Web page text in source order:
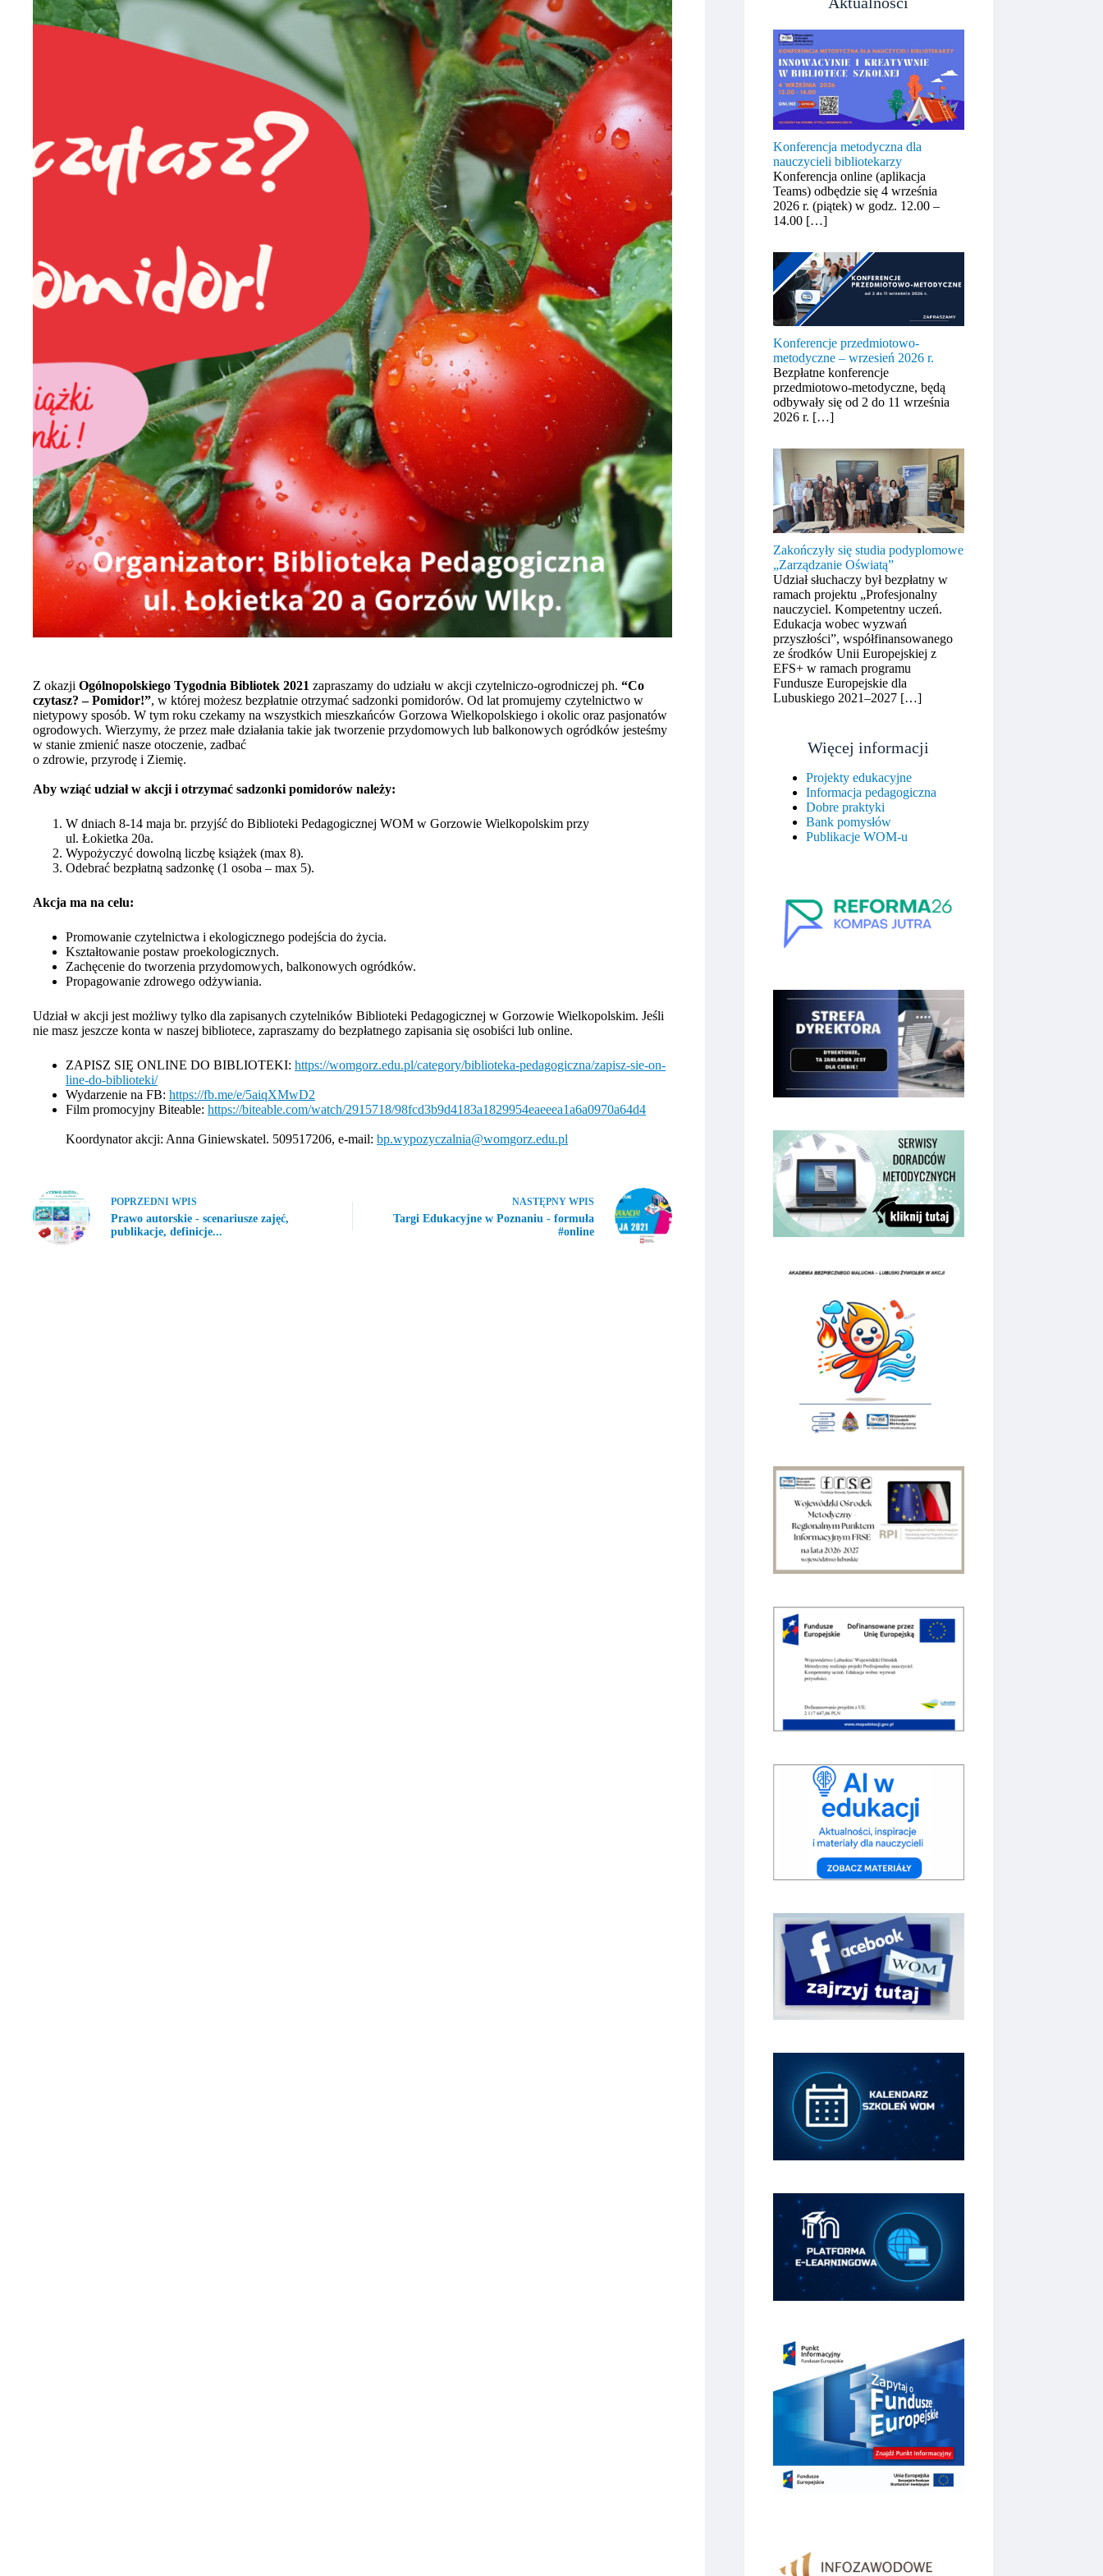
Z okazji Ogólnopolskiego Tygodnia Bibliotek 2021 zapraszamy do udziału w akcji czytelniczo-ogrodniczej ph. “Co
czytasz? – Pomidor!”, w której możesz bezpłatnie otrzymać sadzonki pomidorów. Od lat promujemy czytelnictwo w
nietypowy sposób. W tym roku czekamy na wszystkich mieszkańców Gorzowa Wielkopolskiego i okolic oraz pasjonatów
ogrodowych. Wierzymy, że przez małe działania takie jak tworzenie przydomowych lub balkonowych ogródków jesteśmy
w stanie zmienić nasze otoczenie, zadbać
o zdrowie, przyrodę i Ziemię.
Aby wziąć udział w akcji i otrzymać sadzonki pomidorów należy:
W dniach 8-14 maja br. przyjść do Biblioteki Pedagogicznej WOM w Gorzowie Wielkopolskim przy
ul. Łokietka 20a.
Wypożyczyć dowolną liczbę książek (max 8).
Odebrać bezpłatną sadzonkę (1 osoba – max 5).
Akcja ma na celu:
Promowanie czytelnictwa i ekologicznego podejścia do życia.
Kształtowanie postaw proekologicznych.
Zachęcenie do tworzenia przydomowych, balkonowych ogródków.
Propagowanie zdrowego odżywiania.
Udział w akcji jest możliwy tylko dla zapisanych czytelników Biblioteki Pedagogicznej w Gorzowie Wielkopolskim. Jeśli
nie masz jeszcze konta w naszej bibliotece, zapraszamy do bezpłatnego zapisania się osobiści lub online.
ZAPISZ SIĘ ONLINE DO BIBLIOTEKI: https://womgorz.edu.pl/category/biblioteka-pedagogiczna/zapisz-sie-on-
line-do-biblioteki/
Wydarzenie na FB: https://fb.me/e/5aiqXMwD2
Film promocyjny Biteable: https://biteable.com/watch/2915718/98fcd3b9d4183a1829954eaeeea1a6a0970a64d4
Koordynator akcji: Anna Giniewskatel. 509517206, e-mail: bp.wypozyczalnia@womgorz.edu.pl
POPRZEDNI WPIS
Prawo autorskie - scenariusze zajęć,
publikacje, definicje...
NASTĘPNY WPIS
Targi Edukacyjne w Poznaniu - formuła
#online
Konferencja metodyczna dla
nauczycieli bibliotekarzy
Konferencja online (aplikacja
Teams) odbędzie się 4 września
2026 r. (piątek) w godz. 12.00 –
14.00 […]
Konferencje przedmiotowo-
metodyczne – wrzesień 2026 r.
Bezpłatne konferencje
przedmiotowo-metodyczne, będą
odbywały się od 2 do 11 września
2026 r. […]
Zakończyły się studia podyplomowe
„Zarządzanie Oświatą”
Udział słuchaczy był bezpłatny w
ramach projektu „Profesjonalny
nauczyciel. Kompetentny uczeń.
Edukacja wobec wyzwań
przyszłości”, współfinansowanego
ze środków Unii Europejskiej z
EFS+ w ramach programu
Fundusze Europejskie dla
Lubuskiego 2021–2027 […]
Więcej informacji
Projekty edukacyjne
Informacja pedagogiczna
Dobre praktyki
Bank pomysłów
Publikacje WOM-u